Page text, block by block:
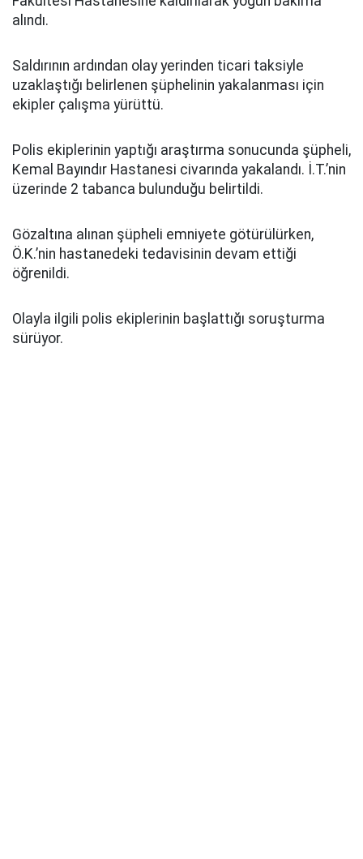
alındı.
Saldırının ardından olay yerinden ticari taksiyle
uzaklaştığı belirlenen şüphelinin yakalanması için
ekipler çalışma yürüttü.
Polis ekiplerinin yaptığı araştırma sonucunda şüpheli,
Kemal Bayındır Hastanesi civarında yakalandı. İ.T.’nin
üzerinde 2 tabanca bulunduğu belirtildi.
Gözaltına alınan şüpheli emniyete götürülürken,
Ö.K.’nin hastanedeki tedavisinin devam ettiği
öğrenildi.
Olayla ilgili polis ekiplerinin başlattığı soruşturma
sürüyor.